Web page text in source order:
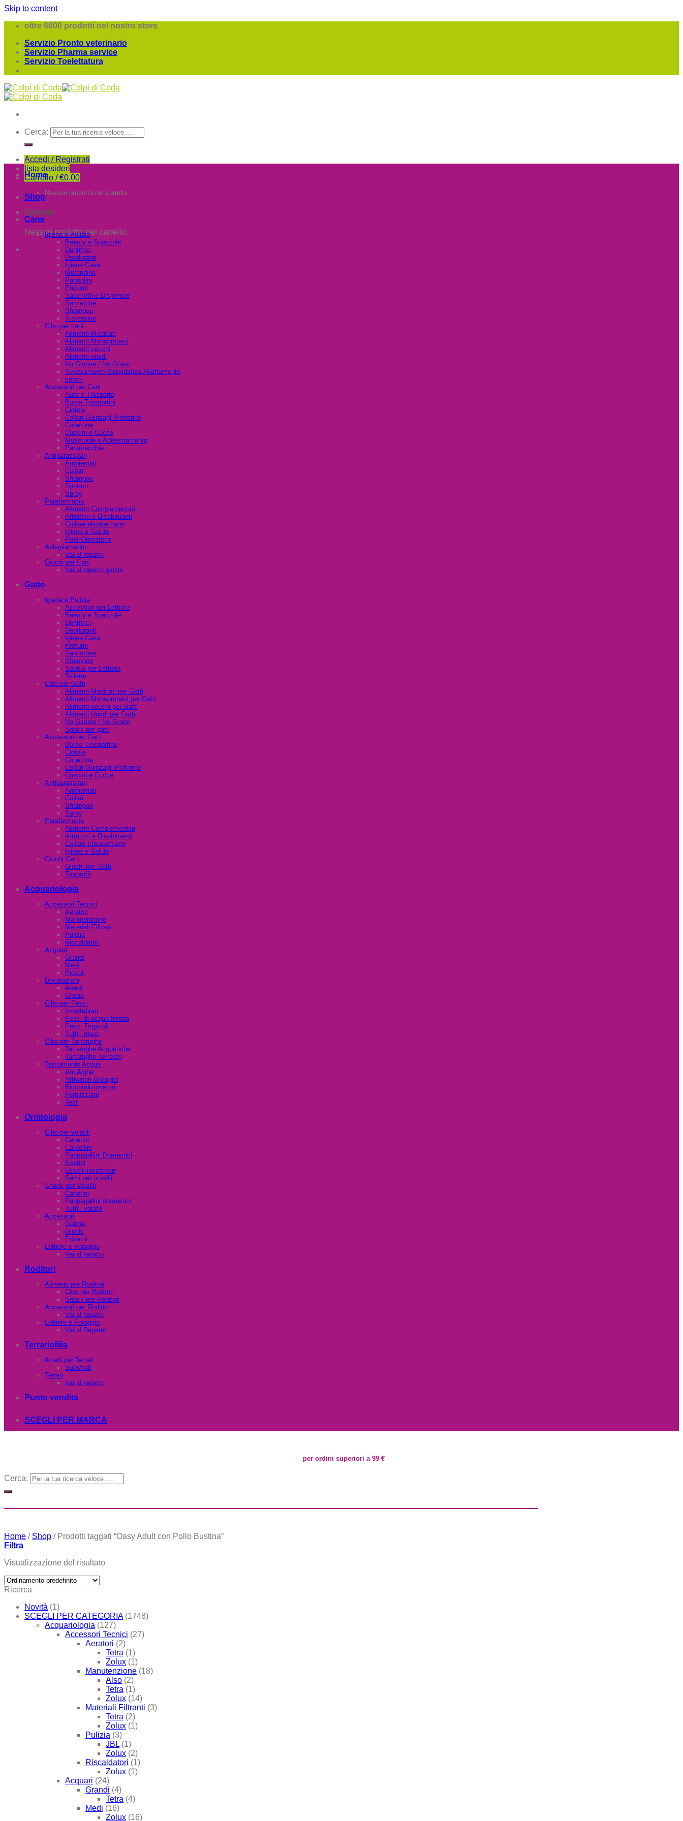
Skip to content
oltre 6000 prodotti nel nostro store
Servizio Pronto veterinario
Servizio Pharma service
Servizio Toelettatura
Cerca:
Accedi / Registrati
lista desideri
Carrello /€0.00
Nessun prodotto nel carrello.
Carrello
Nessun prodotto nel carrello.
Home
Shop
Cane
Igiene e Pulizia
Beauty e Spazzole
Dentifrici
Deodoranti
Igiene Casa
Mutandine
Pannolini
Profumi
Sacchetti e Dispenser
Salviettine
Shampoo
Traversine
Cibo per cani
Alimenti Medicati
Alimenti Monoproteici
Alimenti secchi
Alimenti umidi
No Glutine / No Grano
Svezzamento-Gravidanza-Allattamento
snack
Accessori per Cani
Auto e Trasporto
Borse Trasportini
Ciotole
Collari-Guinzagli-Pettorine
Copertine
Cuscini e Cucce
Museruole e Addestramento
Paraorecchie
Antiparassitari
Ambientali
Collari
Shampoo
Spot-on
Spray
Parafarmacia
Alimenti Complementari
Attrattivi e Disabituanti
Collare elisabettiano
Igiene e Salute
Post-Operatorio
Abbigliamento
Vai al reparto
Giochi per Cani
Vai al reparto giochi
Gatto
Igiene e Pulizia
Accessori per Lettiere
Beauty e Spazzole
Dentifrici
Deodoranti
Igiene Casa
Profumi
Salviettine
Shampoo
Sabbia per Lettiera
Toilette
Cibo per Gatti
Alimenti Medicati per Gatti
Alimenti Monoproteici per Gatti
Alimenti secchi per Gatti
Alimenti Umidi per Gatti
No Glutine / No Grano
Snack per gatti
Accessori per Gatti
Borse Trasportino
Ciotole
Copertine
Collari-Guinzagli-Pettorine
Cuscini e Cucce
Antiparassitari
Ambientali
Collari
Shampoo
Spray
Parafarmacia
Alimenti Complementari
Attrattivi e Disabituanti
Collare Elisabettiano
Igiene e Salute
Giochi Gatti
Giochi per Gatti
Tiragraffi
Acquariologia
Accessori Tecnici
Aeratori
Manutenzione
Materiali Filtranti
Pulizia
Riscaldatori
Acquari
Grandi
Medi
Piccoli
Decorazioni
Arredi
Ghiaia
Cibo per Pesci
Invertebrati
Pesci di acqua fredda
Pesci Tropicali
Tutti i pesci
Cibo per Tartarughe
Tartarughe Acquatiche
Tartarughe Terrestri
Trattamento Acqua
AntiAlghe
Attivatori Biologici
Biocondizionatori
Fertilizzanti
Test
Ornitologia
Cibo per volatili
Canarini
Cardellini
Pappagallini Domestici
Esotici
Uccelli insettivori
Semi per uccelli
Snack per Volatili
Canarini
Pappagallini domestici
Tutti i volatili
Accessori
Gabbie
Giochi
Posatoi
Lettiere e Foraggio
Vai al reparto
Roditori
Alimenti per Roditori
Cibo per Roditori
Snack per Roditori
Accessori per Roditori
Vai al reparto
Lettiere e Foraggio
Vai al Reparto
Terrariofilia
Arredi per Terrari
Substrati
Terrari
Vai al reparto
Punto vendita
SCEGLI PER MARCA
per ordini superiori a 99 €
Cerca:
Home / Shop /Prodotti taggati “Oasy Adult con Pollo Bustina”
Filtra
Visualizzazione del risultato
Ricerca
Novità (1)
SCEGLI PER CATEGORIA (1748)
Acquariologia (127)
Accessori Tecnici (27)
Aeratori (2)
Tetra (1)
Zolux (1)
Manutenzione (18)
Also (2)
Tetra (1)
Zolux (14)
Materiali Filtranti (3)
Tetra (2)
Zolux (1)
Pulizia (3)
JBL (1)
Zolux (2)
Riscaldatori (1)
Zolux (1)
Acquari (24)
Grandi (4)
Tetra (4)
Medi (16)
Zolux (16)